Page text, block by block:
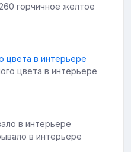
горчичное желтое
цвета в интерьере
в интерьере